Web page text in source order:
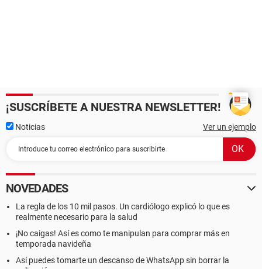
¡SUSCRÍBETE A NUESTRA NEWSLETTER!
Noticias Ver un ejemplo
NOVEDADES
La regla de los 10 mil pasos. Un cardiólogo explicó lo que es
realmente necesario para la salud
¡No caigas! Así es como te manipulan para comprar más en
temporada navideña
Así puedes tomarte un descanso de WhatsApp sin borrar la